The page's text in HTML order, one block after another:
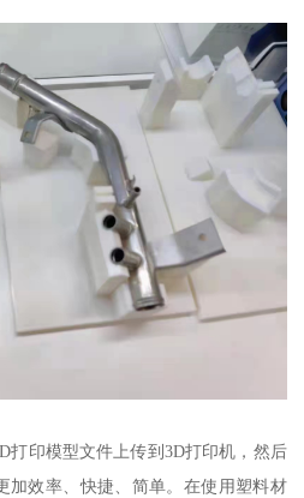
打印模型文件上传到3D打印机，然后
加效率、快捷、简单。在使用塑料材